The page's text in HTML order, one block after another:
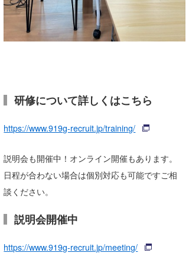
研修について詳しくはこちら
https://www.919g-recruit.jp/training/
説明会も開催中！オンライン開催もあります。
日程が合わない場合は個別対応も可能ですご相
談ください。
説明会開催中
https://www.919g-recruit.jp/meeting/